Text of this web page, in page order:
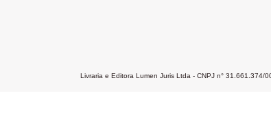
Livraria e Editora Lumen Juris Ltda - CNPJ n° 31.661.374/